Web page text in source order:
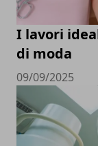
I lavori
di moda
09/09/2025